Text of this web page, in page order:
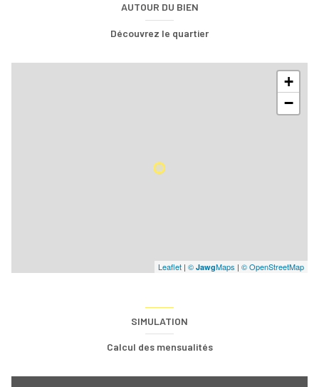
AUTOUR DU BIEN
Découvrez le quartier
+
−
Leaflet | © JawgMaps | © OpenStreetMap
SIMULATION
Calcul des mensualités